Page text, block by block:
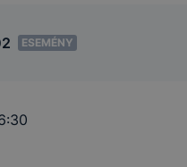
ESEMÉNY